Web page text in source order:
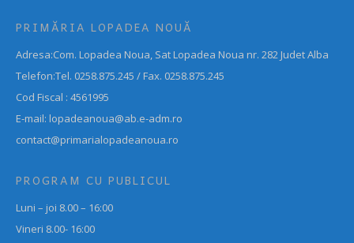
PRIMĂRIA LOPADEA NOUĂ
Adresa:Com. Lopadea Noua, Sat Lopadea Noua nr. 282 Judet Alba
Telefon:Tel. 0258.875.245 / Fax. 0258.875.245
Cod Fiscal : 4561995
E-mail: lopadeanoua@ab.e-adm.ro
contact@primarialopadeanoua.ro
PROGRAM CU PUBLICUL
Luni – joi 8.00 – 16:00
Vineri 8.00- 16:00